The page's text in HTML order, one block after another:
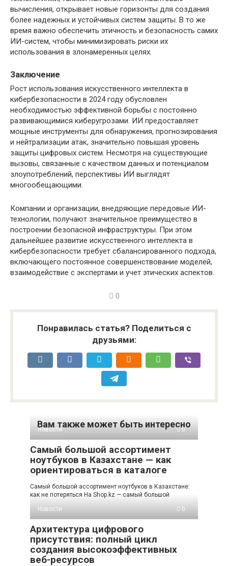
вычисления, открывает новые горизонты для создания
более надежных и устойчивых систем защиты. В то же
время важно обеспечить этичность и безопасность самих
ИИ-систем, чтобы минимизировать риски их
использования в злонамеренных целях.
Заключение
Рост использования искусственного интеллекта в
кибербезопасности в 2024 году обусловлен
необходимостью эффективной борьбы с постоянно
развивающимися киберугрозами. ИИ предоставляет
мощные инструменты для обнаружения, прогнозирования
и нейтрализации атак, значительно повышая уровень
защиты цифровых систем. Несмотря на существующие
вызовы, связанные с качеством данных и потенциалом
злоупотреблений, перспективы ИИ выглядят
многообещающими.
Компании и организации, внедряющие передовые ИИ-
технологии, получают значительное преимущество в
построении безопасной инфраструктуры. При этом
дальнейшее развитие искусственного интеллекта в
кибербезопасности требует сбалансированного подхода,
включающего постоянное совершенствование моделей,
взаимодействие с экспертами и учет этических аспектов.
0
Понравилась статья? Поделиться с
друзьями:
Вам также может быть интересно
Новости 0
Самый большой ассортимент
ноутбуков в Казахстане — как
ориентироваться в каталоге
Самый большой ассортимент ноутбуков в Казахстане:
как не потеряться На Shop.kz — самый большой
Новости
0
Архитектура цифрового
присутствия: полный цикл
создания высокоэффективных
веб-ресурсов